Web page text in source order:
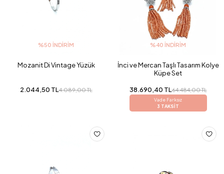
%50 İNDIRIM
Mozanit Di Vintage Yüzük
2.044,50 TL4.089,00 TL
%40 İNDIRIM
İnci ve Mercan Taşlı Tasarım Kolye
Küpe Set
38.690,40 TL64.484,00 TL
Vade Farksız
3 TAKSİT